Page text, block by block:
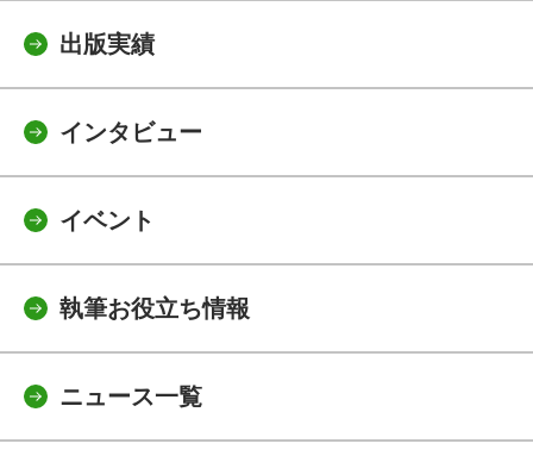
出版実績
インタビュー
イベント
執筆お役立ち情報
ニュース一覧